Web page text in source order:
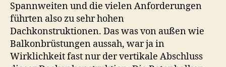
Spannweiten und die vielen Anforderungen
führten also zu sehr hohen
Dachkonstruktionen. Das was von außen wie
Balkonbrüstungen aussah, war ja in
Wirklichkeit fast nur der vertikale Abschluss